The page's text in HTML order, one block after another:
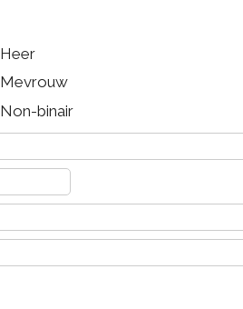
Heer
Mevrouw
Non-binair